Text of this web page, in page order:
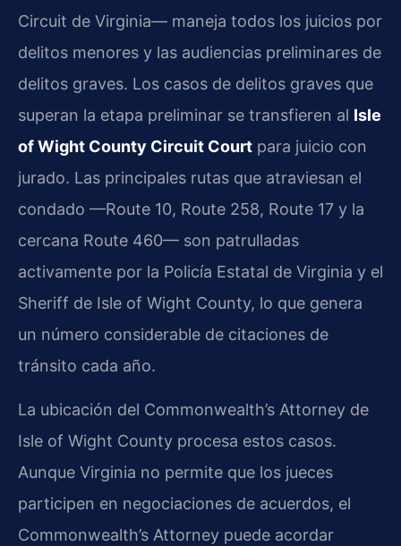
Circuit de Virginia— maneja todos los juicios por
delitos menores y las audiencias preliminares de
delitos graves. Los casos de delitos graves que
superan la etapa preliminar se transfieren al Isle
of Wight County Circuit Court para juicio con
jurado. Las principales rutas que atraviesan el
condado —Route 10, Route 258, Route 17 y la
cercana Route 460— son patrulladas
activamente por la Policía Estatal de Virginia y el
Sheriff de Isle of Wight County, lo que genera
un número considerable de citaciones de
tránsito cada año.
La ubicación del Commonwealth’s Attorney de
Isle of Wight County procesa estos casos.
Aunque Virginia no permite que los jueces
participen en negociaciones de acuerdos, el
Commonwealth’s Attorney puede acordar